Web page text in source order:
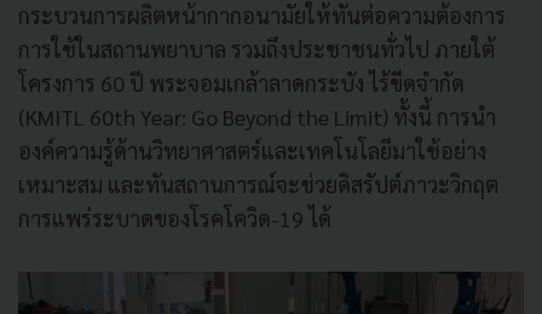
กระบวนการผลิตหน้ากากอนามัยให้ทันต่อความต้องการ
การใช้ในสถานพยาบาล รวมถึงประชาชนทั่วไป ภายใต้
โครงการ 60 ปี พระจอมเกล้าลาดกระบัง ไร้ขีดจำกัด
(KMITL 60th Year: Go Beyond the Limit) ทั้งนี้ การนำ
องค์ความรู้ด้านวิทยาศาสตร์และเทคโนโลยีมาใช้อย่าง
เหมาะสม และทันสถานการณ์จะช่วยดิสรัปต์ภาวะวิกฤต
การแพร่ระบาดของโรคโควิด-19 ได้